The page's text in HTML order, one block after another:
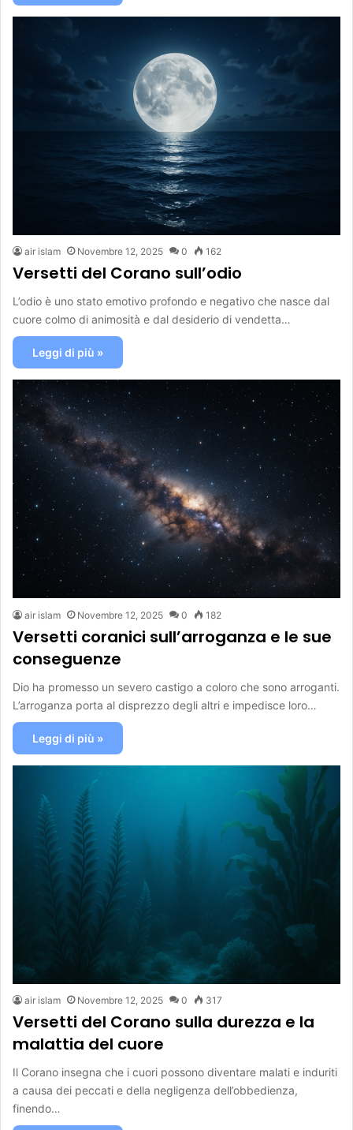
air islam Novembre 12, 2025 0 162
Versetti del Corano sull’odio
L’odio è uno stato emotivo profondo e negativo che nasce dal
cuore colmo di animosità e dal desiderio di vendetta…
Leggi di più »
air islam Novembre 12, 2025 0 182
Versetti coranici sull’arroganza e le sue
conseguenze
Dio ha promesso un severo castigo a coloro che sono arroganti.
L’arroganza porta al disprezzo degli altri e impedisce loro…
Leggi di più »
air islam Novembre 12, 2025 0 317
Versetti del Corano sulla durezza e la
malattia del cuore
Il Corano insegna che i cuori possono diventare malati e induriti
a causa dei peccati e della negligenza dell’obbedienza,
finendo…